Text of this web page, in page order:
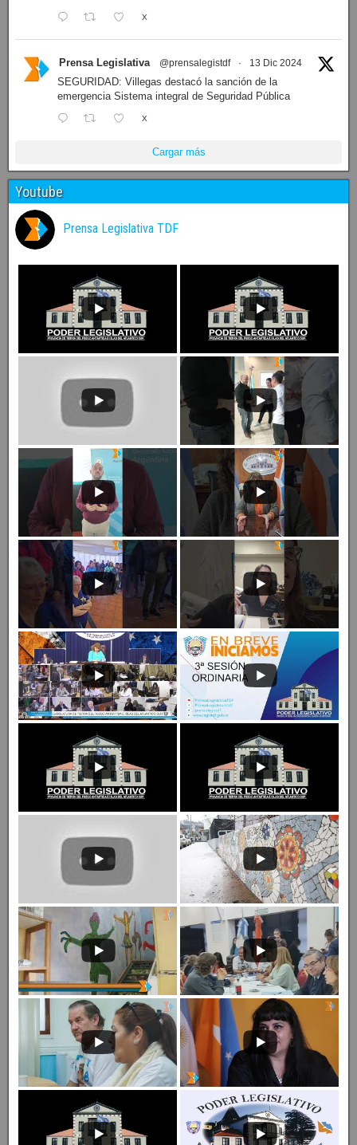
X
Prensa Legislativa @prensalegistdf · 13 Dic 2024
SEGURIDAD: Villegas destacó la sanción de la
emergencia Sistema integral de Seguridad Pública
X
Cargar más
Youtube
Prensa Legislativa TDF